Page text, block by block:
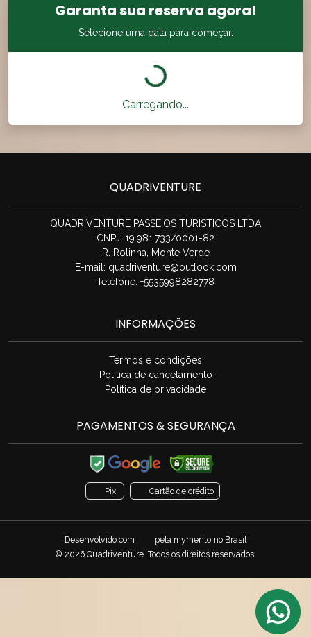
Garanta sua reserva agora!
Selecione uma data para começar.
Carregando...
QUADRIVENTURE
QUADRIVENTURE PASSEIOS TURISTICOS LTDA
CNPJ: 19.981.733/0001-82
R. Rolinha, Monte Verde
E-mail: quadriventure@outlook.com
Telefone: +5535998282778
INFORMAÇÕES
Termos e condições
Política de cancelamento
Política de privacidade
PAGAMENTOS & SEGURANÇA
Pix Cartão de crédito
Desenvolvido com pela mymento no Brasil
© 2026 Quadriventure. Todos os direitos reservados.